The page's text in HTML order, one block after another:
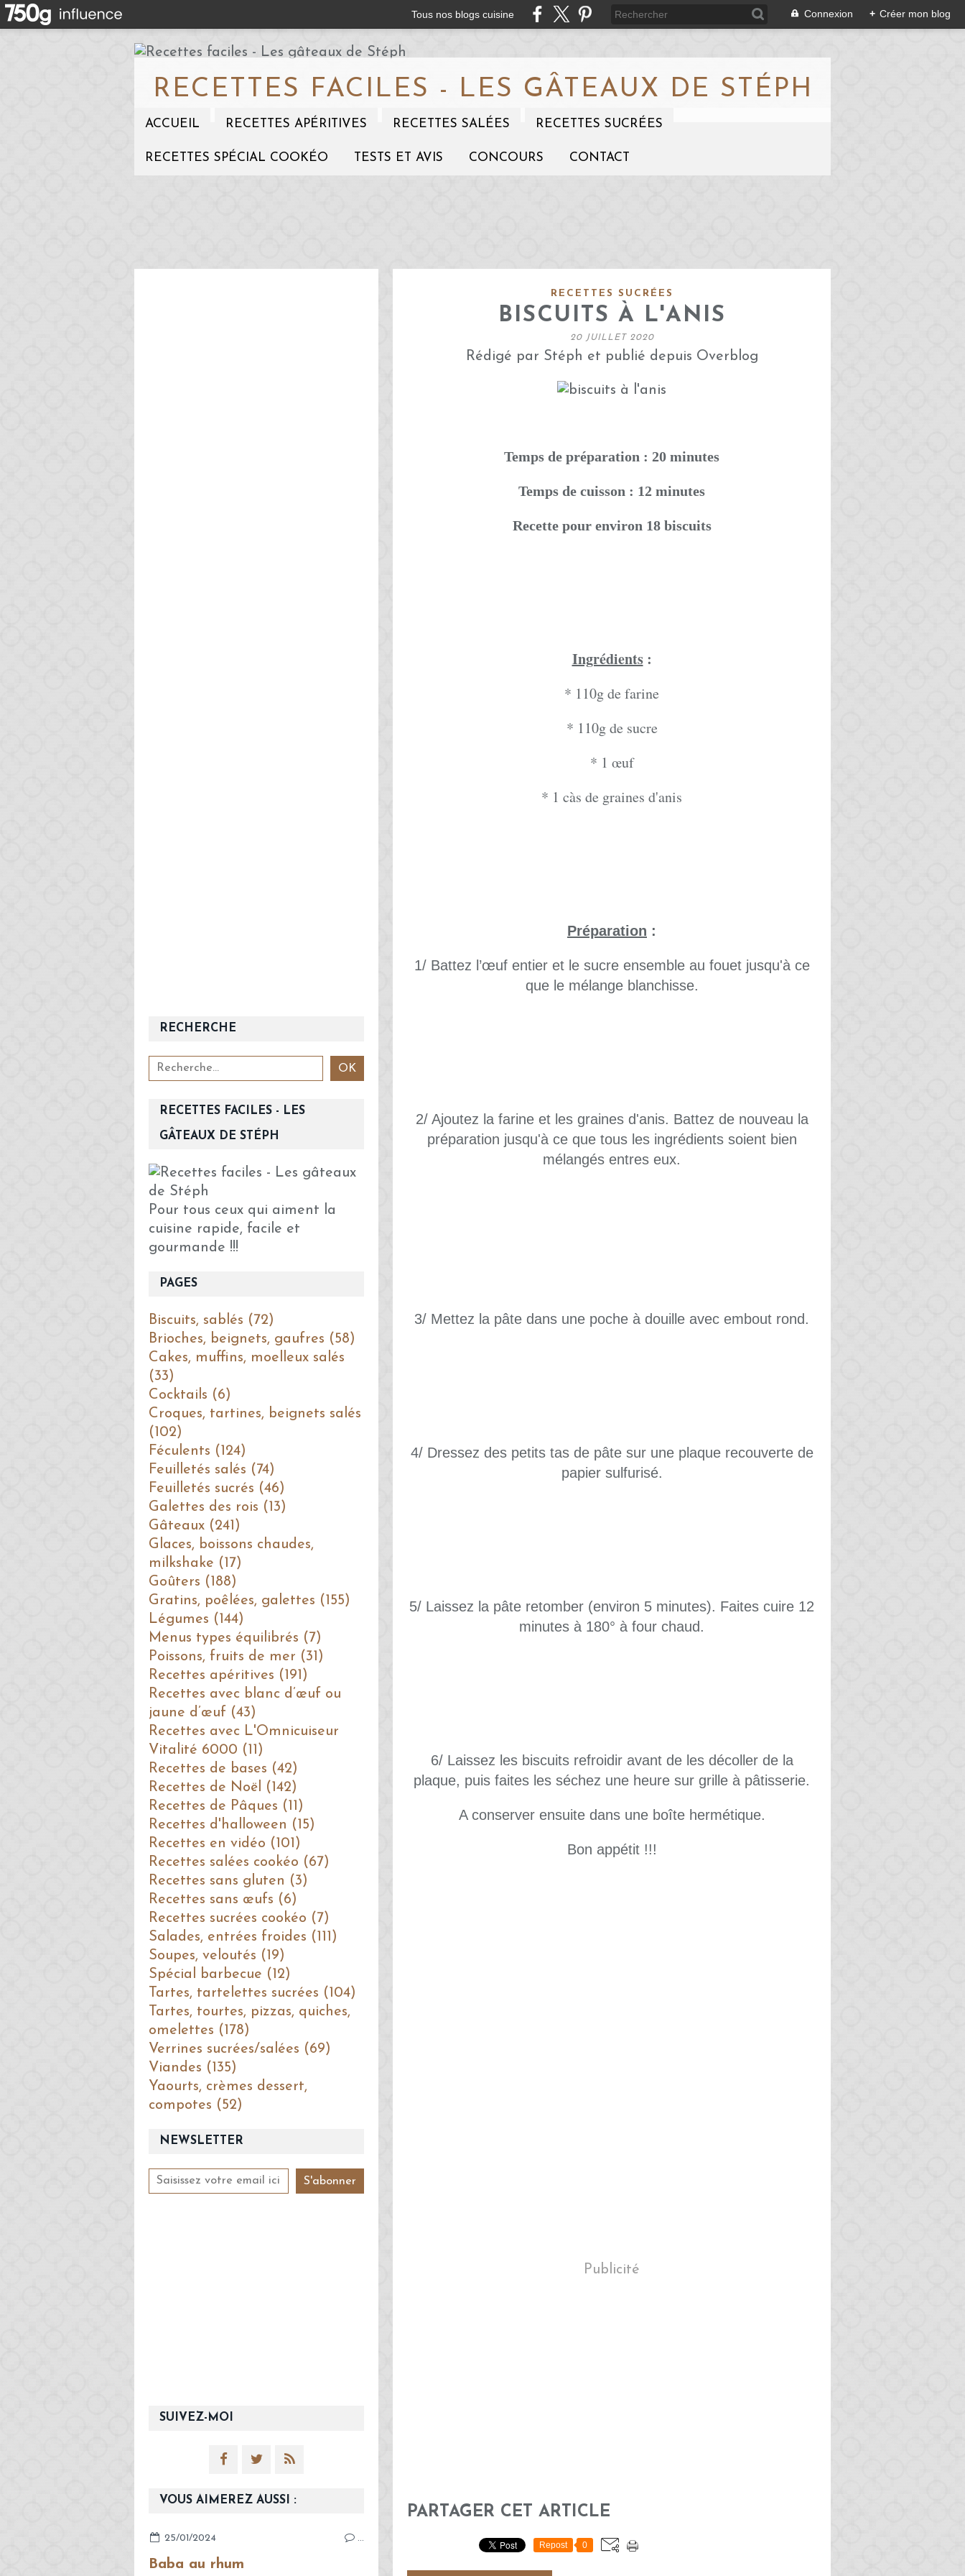
Tous nos blogs cuisine Connexion + Créer mon blog
RECETTES FACILES - LES GÂTEAUX DE STÉPH
ACCUEIL RECETTES APÉRITIVES RECETTES SALÉES RECETTES SUCRÉES
RECETTES SPÉCIAL COOKÉO TESTS ET AVIS CONCOURS CONTACT
RECETTES SUCRÉES
BISCUITS À L'ANIS
20 JUILLET 2020
Rédigé par Stéph et publié depuis Overblog
Temps de préparation : 20 minutes
Temps de cuisson : 12 minutes
Recette pour environ 18 biscuits
Ingrédients:
* 110g de farine
* 110g de sucre
* 1 œuf
* 1 càs de graines d'anis
Préparation :
1/ Battez l’œuf entier et le sucre ensemble au fouet jusqu'à ce
que le mélange blanchisse.
2/ Ajoutez la farine et les graines d'anis. Battez de nouveau la
préparation jusqu'à ce que tous les ingrédients soient bien
mélangés entres eux.
3/ Mettez la pâte dans une poche à douille avec embout rond.
4/ Dressez des petits tas de pâte sur une plaque recouverte de
papier sulfurisé.
5/ Laissez la pâte retomber (environ 5 minutes). Faites cuire 12
minutes à 180° à four chaud.
6/ Laissez les biscuits refroidir avant de les décoller de la
plaque, puis faites les séchez une heure sur grille à pâtisserie.
A conserver ensuite dans une boîte hermétique.
Bon appétit !!!
Publicité
PARTAGER CET ARTICLE
Repost 0
NEWSLETTER
SUIVEZ-MOI
RECHERCHE
RECETTES FACILES - LES
GÂTEAUX DE STÉPH
Pour tous ceux qui aiment la
cuisine rapide, facile et
gourmande !!!
VOUS AIMEREZ AUSSI :
25/01/2024 …
Baba au rhum
PAGES
Biscuits, sablés (72)
Brioches, beignets, gaufres (58)
Cakes, muffins, moelleux salés
(33)
Cocktails (6)
Croques, tartines, beignets salés
(102)
Féculents (124)
Feuilletés salés (74)
Feuilletés sucrés (46)
Galettes des rois (13)
Gâteaux (241)
Glaces, boissons chaudes,
milkshake (17)
Goûters (188)
Gratins, poêlées, galettes (155)
Légumes (144)
Menus types équilibrés (7)
Poissons, fruits de mer (31)
Recettes apéritives (191)
Recettes avec blanc d’œuf ou
jaune d’œuf (43)
Recettes avec L'Omnicuiseur
Vitalité 6000 (11)
Recettes de bases (42)
Recettes de Noël (142)
Recettes de Pâques (11)
Recettes d'halloween (15)
Recettes en vidéo (101)
Recettes salées cookéo (67)
Recettes sans gluten (3)
Recettes sans œufs (6)
Recettes sucrées cookéo (7)
Salades, entrées froides (111)
Soupes, veloutés (19)
Spécial barbecue (12)
Tartes, tartelettes sucrées (104)
Tartes, tourtes, pizzas, quiches,
omelettes (178)
Verrines sucrées/salées (69)
Viandes (135)
Yaourts, crèmes dessert,
compotes (52)